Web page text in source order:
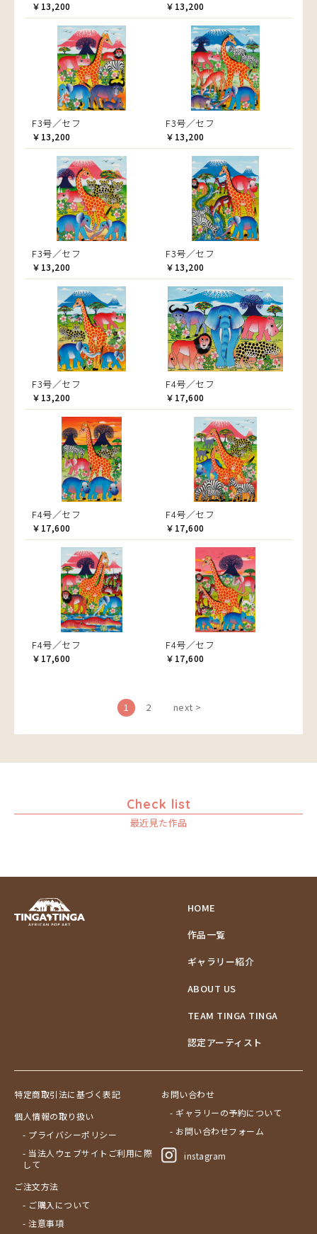
￥13,200 ￥13,200
F3号／セフ
￥13,200
F3号／セフ
￥13,200
F3号／セフ
￥13,200
F3号／セフ
￥13,200
F3号／セフ
￥13,200
F4号／セフ
￥17,600
F4号／セフ
￥17,600
F4号／セフ
￥17,600
F4号／セフ
￥17,600
F4号／セフ
￥17,600
1 2 next >
Check list
最近見た作品
HOME
作品一覧
ギャラリー紹介
ABOUT US
TEAM TINGA TINGA
認定アーティスト
特定商取引法に基づく表記
個人情報の取り扱い
- プライバシーポリシー
- 当法人ウェブサイトご利用に際
して
ご注文方法
- ご購入について
- 注意事項
お問い合わせ
- ギャラリーの予約について
- お問い合わせフォーム
instagram